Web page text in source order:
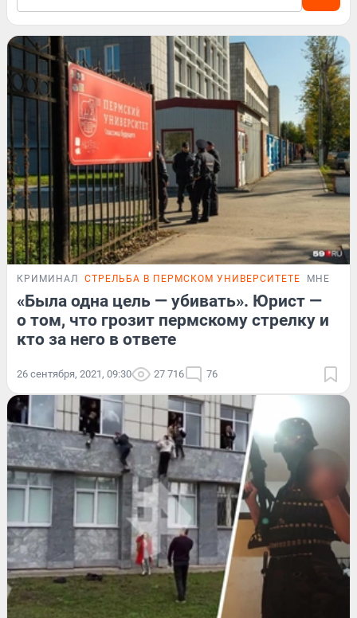
КРИМИНАЛ СТРЕЛЬБА В ПЕРМСКОМ УНИВЕРСИТЕТЕ МНЕНИЕ
«Была одна цель — убивать». Юрист —
о том, что грозит пермскому стрелку и
кто за него в ответе
26 сентября, 2021, 09:30 27 716 76